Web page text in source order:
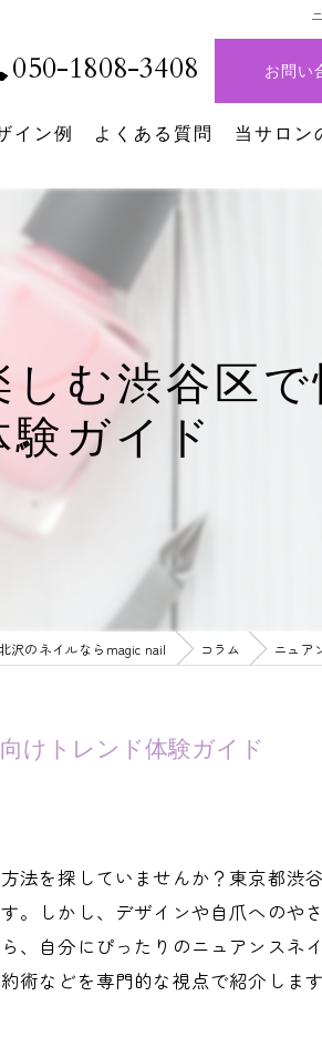
050-1808-3408 お問い
イン例 よくある質問 当サロン
ニュアンス
む渋谷区
験ガイド
沢のネイルならmagic nail コラム ニュア
けトレンド体験ガイド
法を探していませんか？東京都渋
。しかし、デザインや自爪へのや
自分にぴったりのニュアンスネ
などを専門的な視点で紹介しま